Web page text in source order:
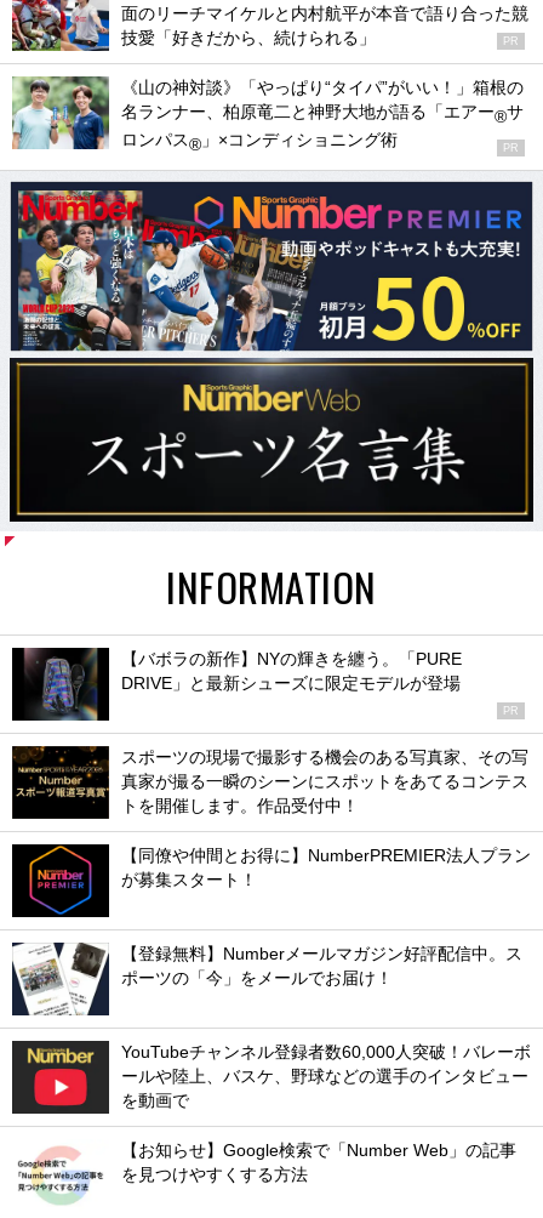
面のリーチマイケルと内村航平が本音で語り合った競
技愛「好きだから、続けられる」
PR
《山の神対談》「やっぱり“タイパ”がいい！」箱根の
名ランナー、柏原竜二と神野大地が語る「エアー®サ
ロンパス® 」×コンディショニング術 PR
INFORMATION
【バボラの新作】NYの輝きを纏う。「PURE
DRIVE」と最新シューズに限定モデルが登場
PR
スポーツの現場で撮影する機会のある写真家、その写
真家が撮る一瞬のシーンにスポットをあてるコンテス
トを開催します。作品受付中！
【同僚や仲間とお得に】NumberPREMIER法人プラン
が募集スタート！
【登録無料】Numberメールマガジン好評配信中。ス
ポーツの「今」をメールでお届け！
YouTubeチャンネル登録者数60,000人突破！バレーボ
ールや陸上、バスケ、野球などの選手のインタビュー
を動画で
【お知らせ】Google検索で「Number Web」の記事
を見つけやすくする方法